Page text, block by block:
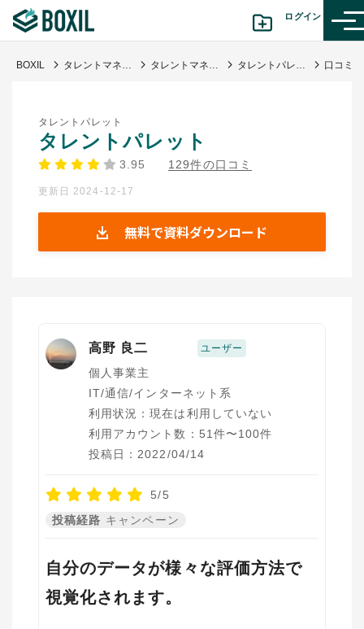
ログイン
診断から探す(β版)
BOXILの使い方ガイド 情報掲載をご希望の方へ
BOXIL タレントマネジメントシステム比較25選 11月人気ランキングとおすすめ選び方 タレントマネジメントシステム タレントパレット
タレントパレット
タレントパレット
3.95 129件の口コミ
更新日 2024-12-17
無料で資料ダウンロード
高野 良二 ユーザー
個人事業主
IT/通信/インターネット系
利用状況：現在は利用していない
利用アカウント数：51件〜100件
投稿日：2022/04/14
5/5
投稿経路 キャンペーン
自分のデータが様々な評価方法で
視覚化されます。